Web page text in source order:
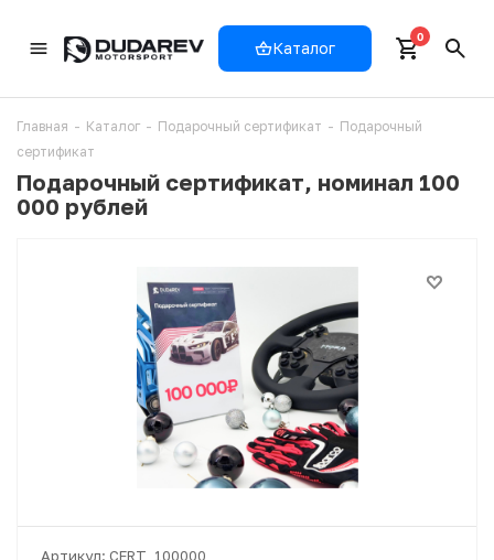
Каталог
0
Главная - Каталог - Подарочный сертификат - Подарочный
сертификат
Подарочный сертификат, номинал 100
000 рублей
Артикул: CERT_100000